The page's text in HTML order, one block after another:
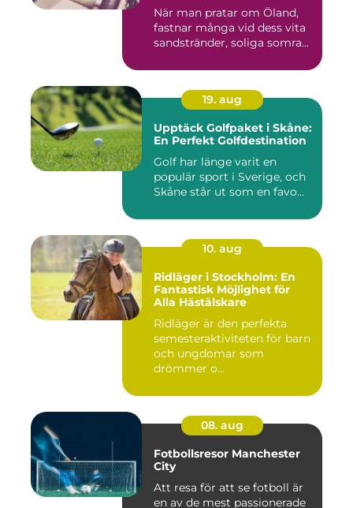
När man pratar om Öland,
fastnar många vid dess vita
sandstränder, soliga somra...
19. aug
Upptäck Golfpaket i Skåne:
En Perfekt Golfdestination
Golf har länge varit en
populär sport i Sverige, och
Skåne står ut som en favo...
10. aug
Ridläger i Stockholm: En
Fantastisk Möjlighet för
Alla Hästälskare
Ridläger är den perfekta
semesteraktiviteten för barn
och ungdomar som
drömmer o...
08. aug
Fotbollsresor Manchester
City
Att resa för att se fotboll är
en av de mest passionerade